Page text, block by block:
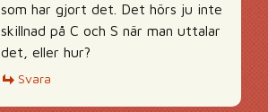
som har gjort det. Det hörs ju inte
skillnad på C och S när man uttalar
det, eller hur?
Svara